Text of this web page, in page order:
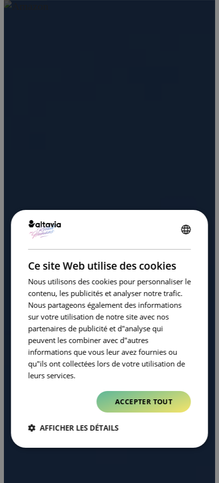
Ce site Web utilise des cookies
Nous utilisons des cookies pour personnaliser le
contenu, les publicités et analyser notre trafic.
Nous partageons également des informations
sur votre utilisation de notre site avec nos
partenaires de publicité et d"analyse qui
peuvent les combiner avec d"autres
informations que vous leur avez fournies ou
qu"ils ont collectées lors de votre utilisation de
leurs services.
ACCEPTER TOUT
AFFICHER LES DÉTAILS